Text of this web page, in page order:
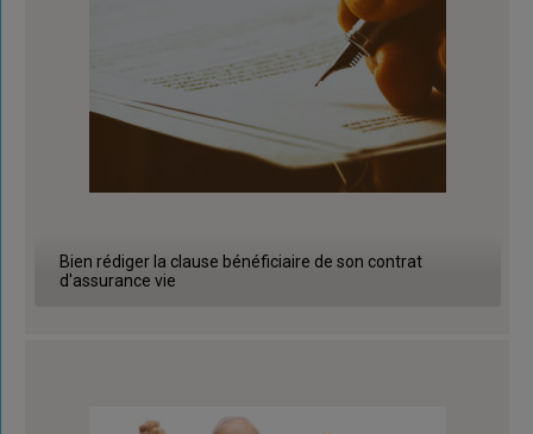
Bien rédiger la clause bénéficiaire de son contrat
d'assurance vie